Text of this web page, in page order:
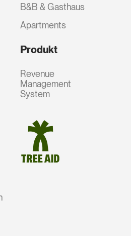
B&B & Gasthaus
Apartments
Produkt
Revenue
Management
System